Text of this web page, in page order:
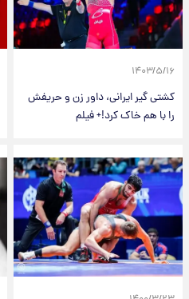
۱۴۰۳/۵/۱۶
کشتی گیر ایرانی، داور زن و حریفش
را با هم خاک کرد!+ فیلم